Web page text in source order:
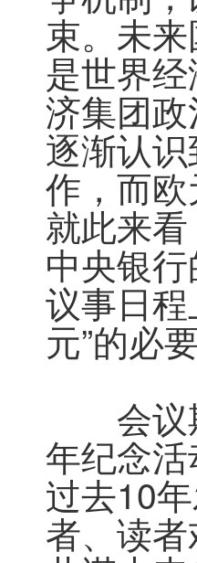
束。未
是世界
济集团
逐渐认
作，而
就此来
中央银
议事日
元”的必
会议期
年纪念
过去10
者、读